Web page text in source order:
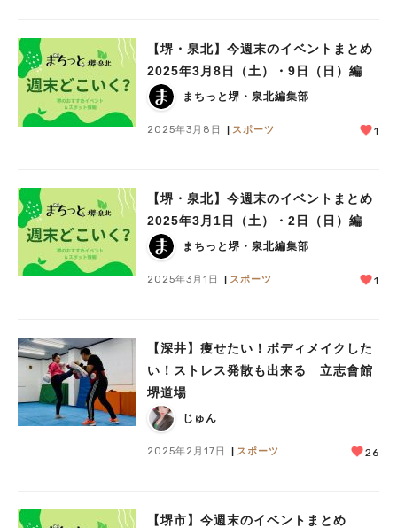
【堺・泉北】今週末のイベントまとめ
2025年3月8日（土）・9日（日）編
まちっと堺・泉北編集部
2025年3月8日 スポーツ 1
【堺・泉北】今週末のイベントまとめ
2025年3月1日（土）・2日（日）編
まちっと堺・泉北編集部
2025年3月1日 スポーツ 1
【深井】痩せたい！ボディメイクした
い！ストレス発散も出来る 立志會館
堺道場
じゅん
2025年2月17日 スポーツ 26
【堺市】今週末のイベントまとめ